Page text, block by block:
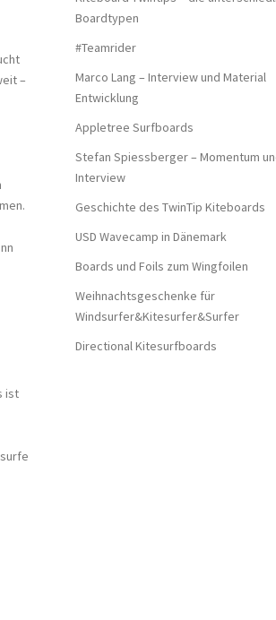
–
ist
Boardtypen
#Teamrider
Marco Lang – Interview und Material
Entwicklung
Appletree Surfboards
Stefan Spiessberger – Momentum
Interview
Geschichte des TwinTip Kiteboards
USD Wavecamp in Dänemark
Boards und Foils zum Wingfoilen
Weihnachtsgeschenke für
Windsurfer&Kitesurfer&Surfer
Directional Kitesurfboards